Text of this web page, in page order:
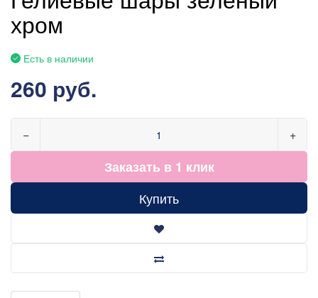
хром
Есть в наличии
260 руб.
− +
Заказать в 1 клик
Купить